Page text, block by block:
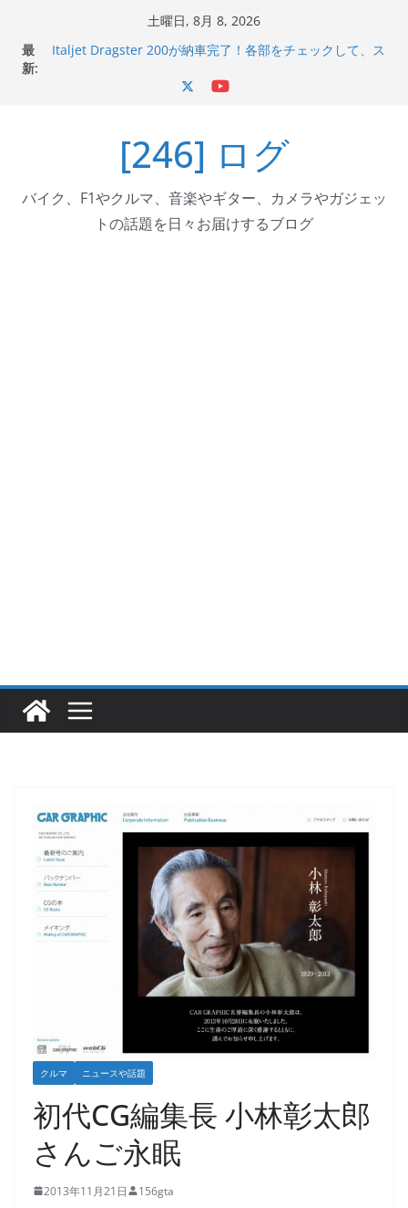
土曜日, 8月 8, 2026
最
新:
コーナリングが楽しくなった
マホホルダー付けて、ガラスコーティング行って来た
岩手県奥州市へのふるさと納税で KGR HARMONY 南部鉄
器エフェクターが返礼品でもらえる！
[246] ログ
バイク、F1やクルマ、音楽やギター、カメラやガジェッ
トの話題を日々お届けするブログ
クルマ ニュースや話題
初代CG編集長 小林彰太郎
さんご永眠
2013年11月21日 156gta